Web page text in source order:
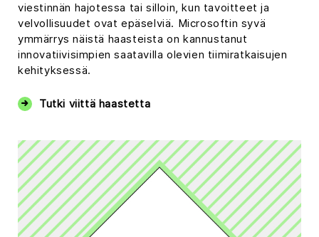
viestinnän hajotessa tai silloin, kun tavoitteet ja
velvollisuudet ovat epäselviä. Microsoftin syvä
ymmärrys näistä haasteista on kannustanut
innovatiivisimpien saatavilla olevien tiimiratkaisujen
kehityksessä.
Tutki viittä haastetta